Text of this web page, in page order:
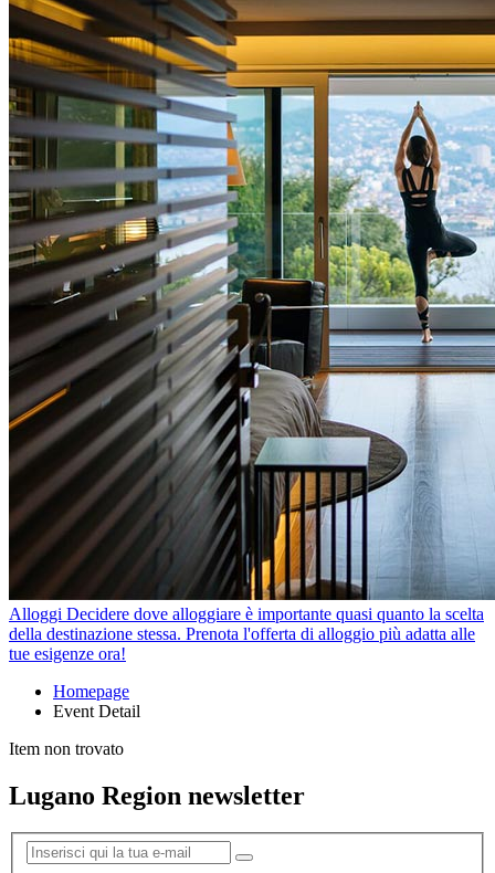
Alloggi Decidere dove alloggiare è importante quasi quanto la scelta
della destinazione stessa. Prenota l'offerta di alloggio più adatta alle
tue esigenze ora!
Homepage
Event Detail
Item non trovato
Lugano Region newsletter